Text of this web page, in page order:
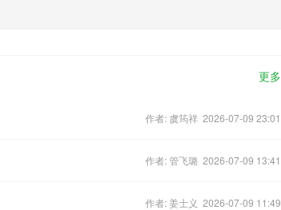
更多
作者: 虞筠祥 2026-07-09 23:01
作者: 管飞璐 2026-07-09 13:41
作者: 姜士义 2026-07-09 11:49